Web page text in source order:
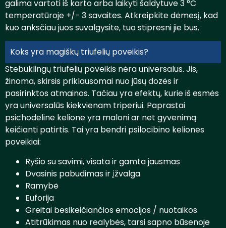
galima vartoti iš karto arba laikyti šaldytuve 3 °C
temperatūroje +/- 3 savaites. Atkreipkite dėmesį, kad
kuo anksčiau juos suvalgysite, tuo stipresni jie bus.
Koks yra magiškų triufelių poveikis?
Stebuklingų triufelių poveikis nėra universalus. Jis,
žinoma, skirsis priklausomai nuo jūsų dozės ir
pasirinktos atmainos. Tačiau yra efektų, kurie iš esmės
yra universalūs kiekvienam triperiui. Paprastai
psichodelinė kelionė yra maloni ar net gyvenimą
keičianti patirtis. Tai yra bendri psilocibino kelionės
poveikiai:
Ryšio su savimi, visata ir gamta jausmas
Dvasinis pabudimas ir įžvalga
Ramybė
Euforija
Greitai besikeičiančios emocijos / nuotaikos
Atitrūkimas nuo realybės, tarsi sapno būsenoje